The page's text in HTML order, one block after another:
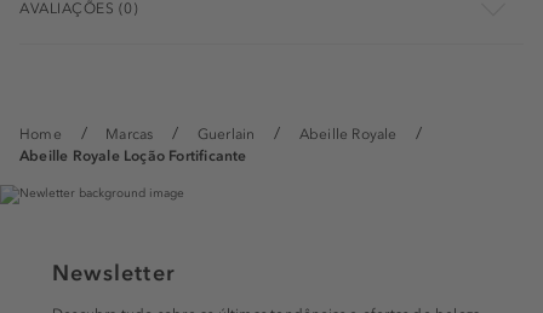
Home Marcas Guerlain
Abeille Royale
Abeille Royale Loção Fortificante
AVALIAÇÕES (0)
Newsletter